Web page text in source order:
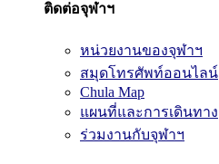
ติดต่อจุฬาฯ
หน่วยงานของจุฬาฯ
สมุดโทรศัพท์ออนไลน์
Chula Map
แผนที่และการเดินทาง
ร่วมงานกับจุฬาฯ